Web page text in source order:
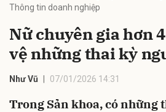
Thông tin doanh nghiệp
Nữ chuyên gia hơn
vệ những thai kỳ
Như Vũ 07/01/2026 14:31
Trong Sản khoa, có những